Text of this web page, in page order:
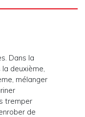
Dans la
deuxième,
mélanger
tremper
de